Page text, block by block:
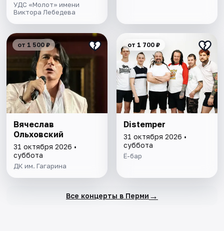
УДС «Молот» имени
Виктора Лебедева
от 1 500 ₽
Вячеслав
Ольховский
31 октября 2026 •
суббота
ДК им. Гагарина
от 1 700 ₽
Distemper
31 октября 2026 •
суббота
Ё-бар
Все концерты в Перми →